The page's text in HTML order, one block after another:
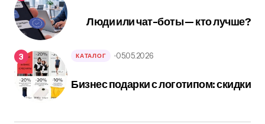
Люди или чат-боты — кто лучше?
Бизнес подарки с логотипом: скидки
КАТАЛОГ 05.05.2026